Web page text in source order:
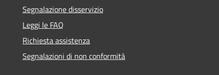
Segnalazione disservizio
Leggi le FAQ
Richiesta assistenza
Segnalazioni di non conformità